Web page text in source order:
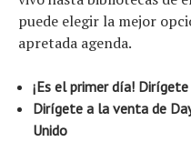
puede elegir la mejor
apretada agenda.
¡Es el primer día!
Dirígete a la venta de
Unido